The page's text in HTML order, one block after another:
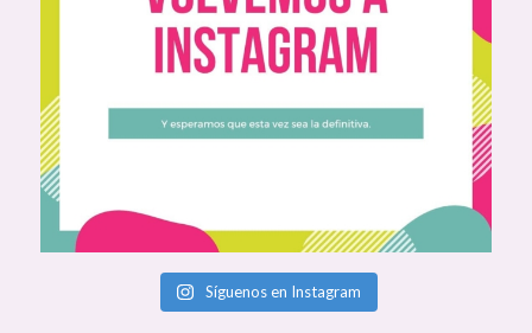
Síguenos en Instagram